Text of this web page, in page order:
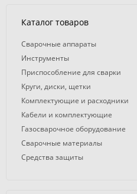
Каталог товаров
Сварочные аппараты
Инструменты
Приспособление для сварки
Круги, диски, щетки
Комплектующие и расходники
Кабели и комплектующие
Газосварочное оборудование
Сварочные материалы
Средства защиты